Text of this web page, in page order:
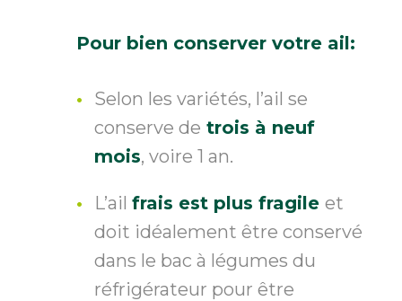
Pour bien conserver votre ail:
Selon les variétés, l’ail se
conserve de trois à neuf
mois, voire 1 an.
L’ail frais est plus fragile et
doit idéalement être conservé
dans le bac à légumes du
réfrigérateur pour être